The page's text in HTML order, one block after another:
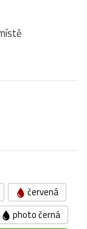
červená
photo černá